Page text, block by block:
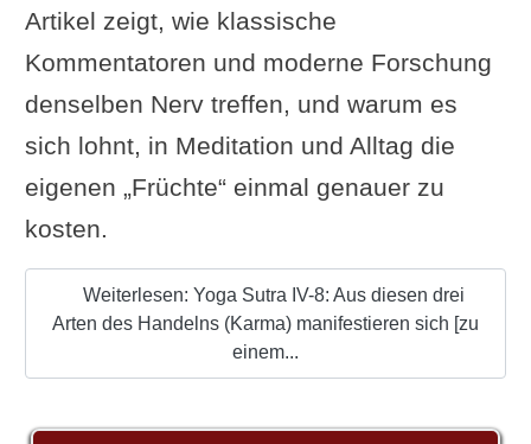
Artikel zeigt, wie klassische
Kommentatoren und moderne Forschung
denselben Nerv treffen, und warum es
sich lohnt, in Meditation und Alltag die
eigenen „Früchte“ einmal genauer zu
kosten.
Weiterlesen: Yoga Sutra IV-8: Aus diesen drei
Arten des Handelns (Karma) manifestieren sich [zu
einem...